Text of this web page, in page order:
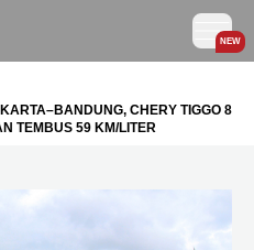
NEW
CHERY TIGGO 8
TEMBUS 59 KM/LITER